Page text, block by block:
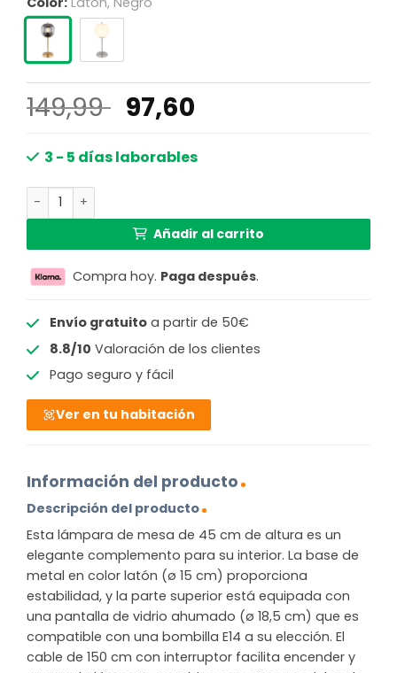
149,99 El
precio
original
97,60
3 - 5 días laborables
Lámpara de mesa clásica de metal latón Globo Blacky I
Añadir al carrito
Compra hoy. Paga después.
Envío gratuitoa partir de 50€
8.8/10 Valoración de los clientes
Pago seguro y fácil
Ver en tu habitación
Información del producto
Descripción del producto
Esta lámpara de mesa de 45 cm de altura es un
elegante complemento para su interior. La base de
metal en color latón (ø 15 cm) proporciona
estabilidad, y la parte superior está equipada con
una pantalla de vidrio ahumado (ø 18,5 cm) que es
compatible con una bombilla E14 a su elección. El
cable de 150 cm con interruptor facilita encender y